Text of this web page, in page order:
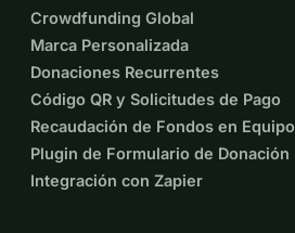
Crowdfunding Global
Marca Personalizada
Donaciones Recurrentes
Código QR y Solicitudes de Pago
Recaudación de Fondos en Equipo
Plugin de Formulario de Donación
Integración con Zapier